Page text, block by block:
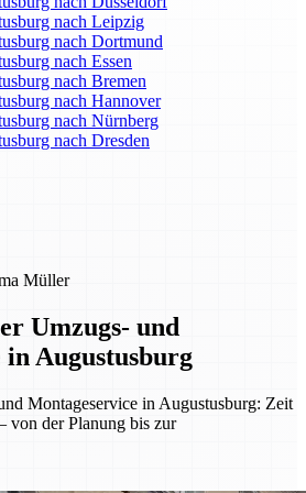
nach Leipzig
nach Dortmund
nach Essen
nach Bremen
nach Hannover
nach Nürnberg
nach Dresden
Müller
Umzugs- und
Augustusburg
Montageservice in Augustusburg: Zeit
von der Planung bis zur